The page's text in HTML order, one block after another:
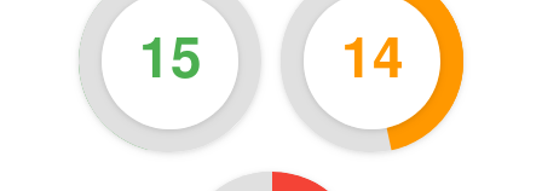
15 14